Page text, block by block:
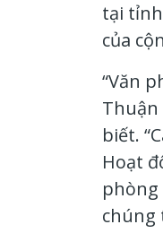
tại
của
“Văn
Thuận
biết.
Hoạt
phòng
chúng